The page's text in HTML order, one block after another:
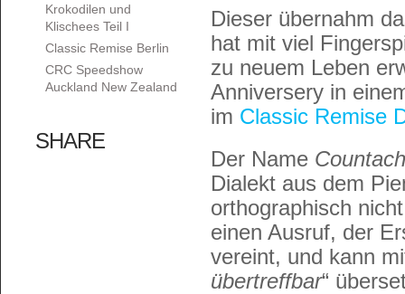
Krokodilen und
Klischees Teil I
Classic Remise Berlin
CRC Speedshow
Auckland New Zealand
SHARE
Dieser übernahm
hat mit viel
zu neuem Leben
Anniversery in
im Classic Remise
Der Name
Dialekt aus dem
orthographisch
einen Ausruf, der
vereint, und kann
übertreffbar“